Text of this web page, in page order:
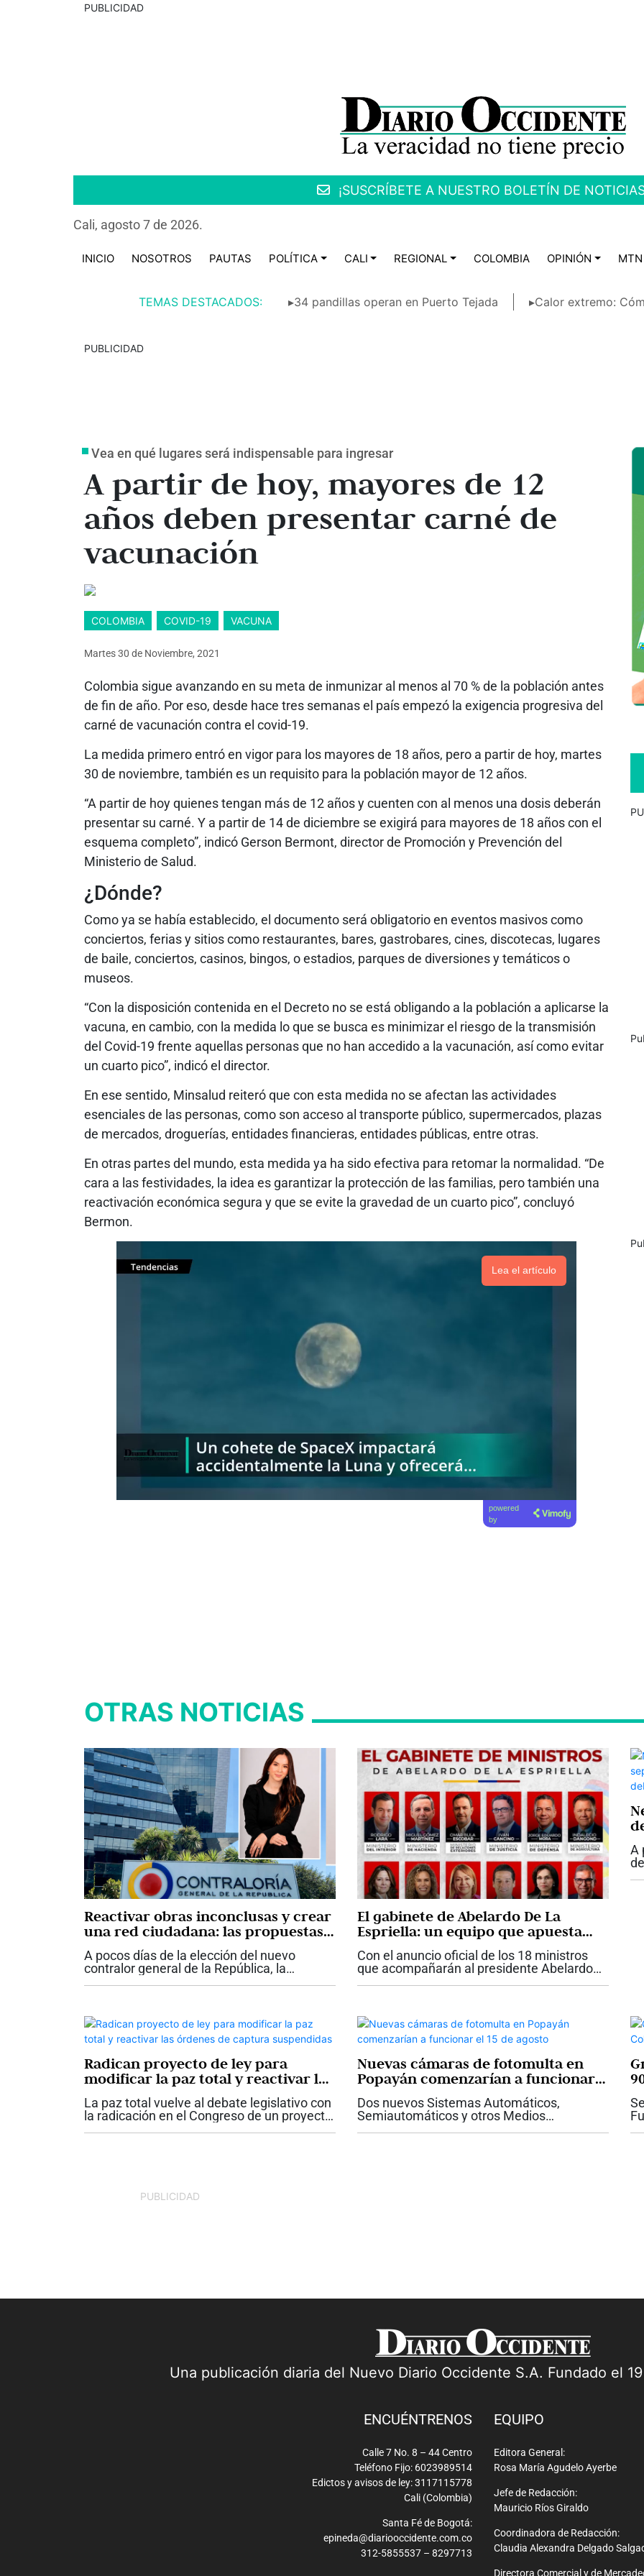
PUBLICIDAD
¡SUSCRÍBETE A NUESTRO BOLETÍN DE
Cali, agosto 7 de 2026.
INICIO NOSOTROS PAUTAS POLÍTICA CALI REGIONAL COLOMBIA OPINIÓN MTN
TEMAS DESTACADOS: ▸34 pandillas operan en Puerto Tejada ▸Calor extremo:
PUBLICIDAD
Vea en qué lugares será indispensable para ingresar
A partir de hoy, mayores de 12
años deben presentar carné de
vacunación
COLOMBIA COVID-19 VACUNA
Martes 30 de Noviembre, 2021
Colombia sigue avanzando en su meta de inmunizar al menos al 70 % de la población antes
de fin de año. Por eso, desde hace tres semanas el país empezó la exigencia progresiva del
carné de vacunación contra el covid-19.
La medida primero entró en vigor para los mayores de 18 años, pero a partir de hoy, martes
30 de noviembre, también es un requisito para la población mayor de 12 años.
“A partir de hoy quienes tengan más de 12 años y cuenten con al menos una dosis deberán
presentar su carné. Y a partir de 14 de diciembre se exigirá para mayores de 18 años con el
esquema completo”, indicó Gerson Bermont, director de Promoción y Prevención del
Ministerio de Salud.
¿Dónde?
Como ya se había establecido, el documento será obligatorio en eventos masivos como
conciertos, ferias y sitios como restaurantes, bares, gastrobares, cines, discotecas, lugares
de baile, conciertos, casinos, bingos, o estadios, parques de diversiones y temáticos o
museos.
“Con la disposición contenida en el Decreto no se está obligando a la población a aplicarse la
vacuna, en cambio, con la medida lo que se busca es minimizar el riesgo de la transmisión
del Covid-19 frente aquellas personas que no han accedido a la vacunación, así como evitar
un cuarto pico”, indicó el director.
En ese sentido, Minsalud reiteró que con esta medida no se afectan las actividades
esenciales de las personas, como son acceso al transporte público, supermercados, plazas
de mercados, droguerías, entidades financieras, entidades públicas, entre otras.
En otras partes del mundo, esta medida ya ha sido efectiva para retomar la normalidad. “De
cara a las festividades, la idea es garantizar la protección de las familias, pero también una
reactivación económica segura y que se evite la gravedad de un cuarto pico”, concluyó
Bermon.
Lea el artículo
powered
by
OTRAS NOTICIAS
Reactivar obras inconclusas y crear
una red ciudadana: las propuestas
de Diana Carolina Torres para la
Contraloría
A pocos días de la elección del nuevo
contralor general de la República, la
candidata Diana Carolina Torres presentó
El gabinete de Abelardo De La
Espriella: un equipo que apuesta
por la experiencia para gobernar
Con el anuncio oficial de los 18 ministros
que acompañarán al presidente Abelardo
De La Espriella, el nuevo Gobierno comienza
A
Radican proyecto de ley para
modificar la paz total y reactivar las
órdenes de captura suspendidas
La paz total vuelve al debate legislativo con
la radicación en el Congreso de un proyecto
de ley que propone modificar y derogar
Nuevas cámaras de fotomulta en
Popayán comenzarían a funcionar
el 15 de agosto
Dos nuevos Sistemas Automáticos,
Semiautomáticos y otros Medios
Tecnológicos para la Detección de
PUBLICIDAD
Una publicación diaria del Nuevo Diario Occidente S.A. Fundado el
ENCUÉNTRENOS
Calle 7 No. 8 – 44 Centro
Teléfono Fijo: 6023989514
Edictos y avisos de ley: 3117115778
Cali (Colombia)
Santa Fé de Bogotá:
epineda@diariooccidente.com.co
312-5855537 – 8297713
EQUIPO
Editora General:
Rosa María Agudelo Ayerbe
Jefe de Redacción:
Mauricio Ríos Giraldo
Coordinadora de Redacción:
Claudia Alexandra Delgado
Directora Comercial y de